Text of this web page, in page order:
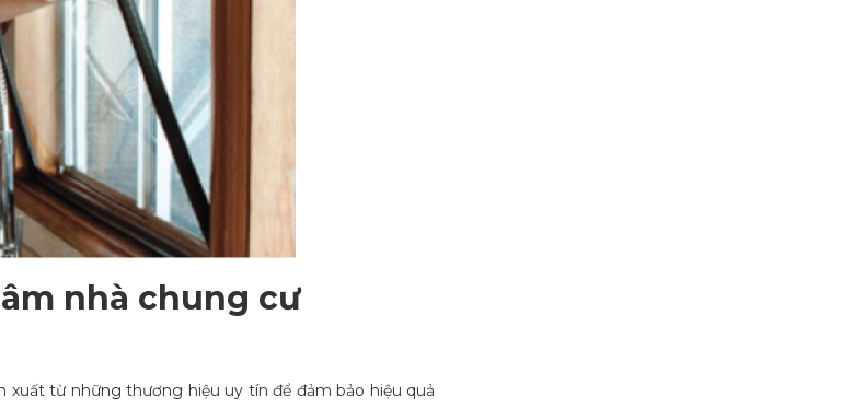
nhà chung cư
xuất từ những thương hiệu uy tín để đảm bảo hiệu quả